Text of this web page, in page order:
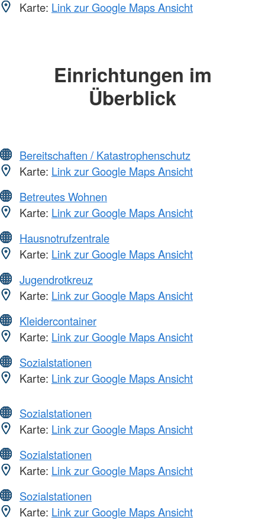
Karte: Link zur Google Maps Ansicht
Einrichtungen im
Überblick
Bereitschaften / Katastrophenschutz
Karte: Link zur Google Maps Ansicht
Betreutes Wohnen
Karte: Link zur Google Maps Ansicht
Hausnotrufzentrale
Karte: Link zur Google Maps Ansicht
Jugendrotkreuz
Karte: Link zur Google Maps Ansicht
Kleidercontainer
Karte: Link zur Google Maps Ansicht
Sozialstationen
Karte: Link zur Google Maps Ansicht
Sozialstationen
Karte: Link zur Google Maps Ansicht
Sozialstationen
Karte: Link zur Google Maps Ansicht
Sozialstationen
Karte: Link zur Google Maps Ansicht